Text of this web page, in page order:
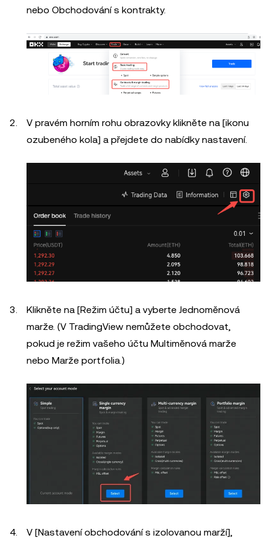
nebo Obchodování s kontrakty.
V pravém horním rohu obrazovky klikněte na [ikonu
ozubeného kola] a přejdete do nabídky nastavení.
Klikněte na [Režim účtu] a vyberte Jednoměnová
marže. (V TradingView nemůžete obchodovat,
pokud je režim vašeho účtu Multiměnová marže
nebo Marže portfolia.)
V [Nastavení obchodování s izolovanou marží],